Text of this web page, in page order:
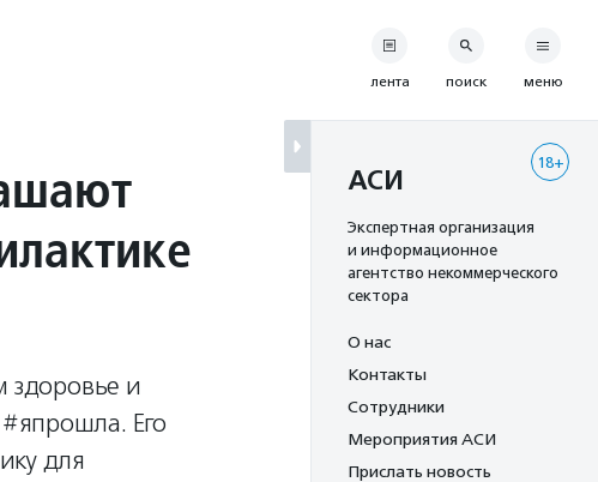
здоровье и
Его
для
лента поиск меню
18+
АСИ
Экспертная организация
и информационное
агентство некоммерческого
сектора
О нас
Контакты
Сотрудники
Мероприятия АСИ
Прислать новость